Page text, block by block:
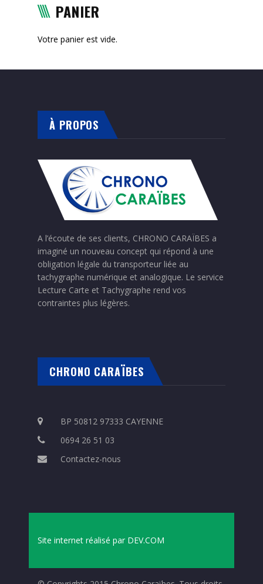
PANIER
Votre panier est vide.
À PROPOS
A l’écoute de ses clients, CHRONO CARAÏBES a
imaginé un nouveau concept qui répond à une
obligation légale du transporteur liée au
tachygraphe numérique et analogique. Le service
Lecture Carte et Tachygraphe rend vos
contraintes plus légères.
CHRONO CARAÏBES
BP 50812 97333 CAYENNE
0694 26 51 03
Contactez-nous
Site internet réalisé par DEV.COM